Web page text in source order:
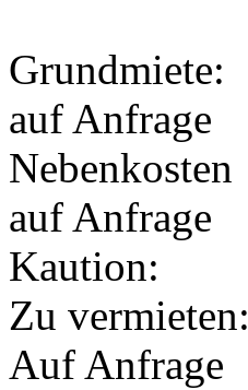
Grundmiete:
auf Anfrage
Nebenkosten
auf Anfrage
Kaution:
Zu vermieten:
Auf Anfrage